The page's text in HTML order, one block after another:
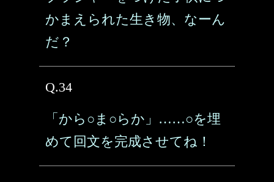
かまえられた生き物、なーん
だ？
Q.34
「から○ま○らか」……○を埋
めて回文を完成させてね！